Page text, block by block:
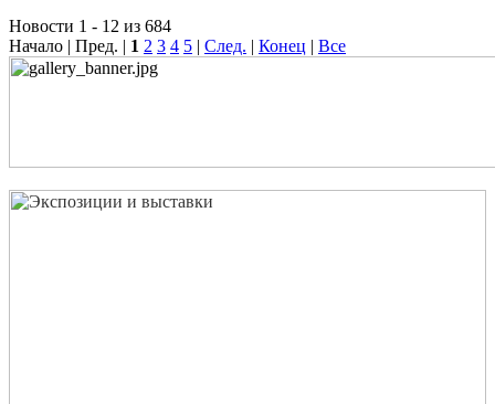
Новости 1 - 12 из 684
Начало | Пред. | 1 2 3 4 5 | След. | Конец | Все